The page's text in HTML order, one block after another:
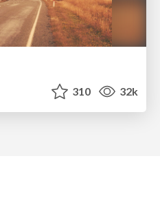
310 32k